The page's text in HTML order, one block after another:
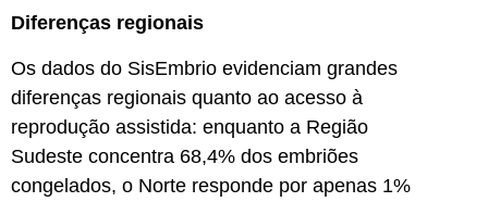
Diferenças regionais
Os dados do SisEmbrio evidenciam grandes
diferenças regionais quanto ao acesso à
reprodução assistida: enquanto a Região
Sudeste concentra 68,4% dos embriões
congelados, o Norte responde por apenas 1%